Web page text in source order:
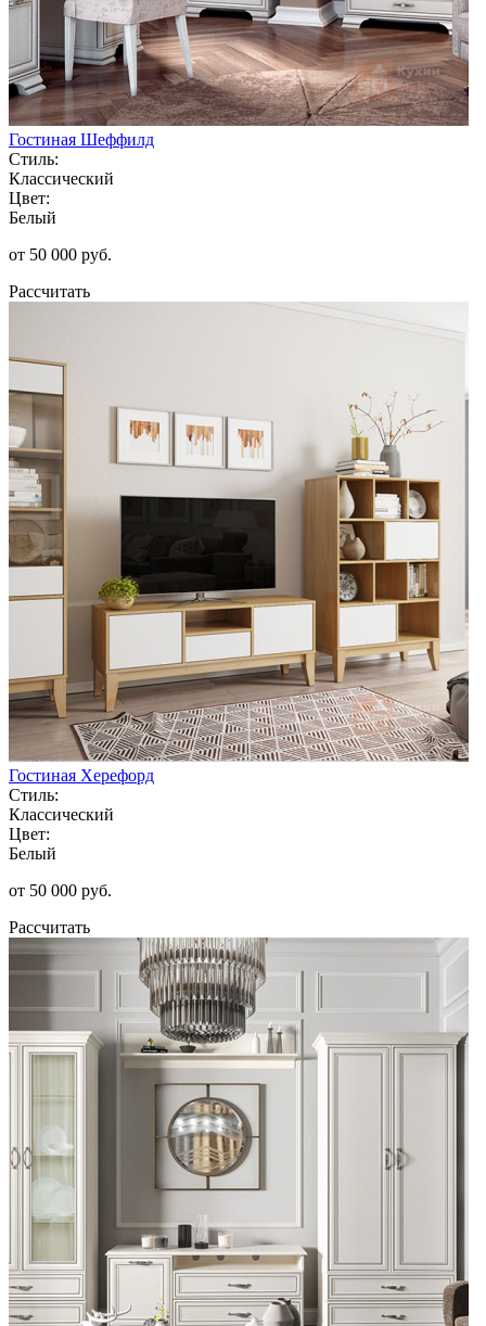
Гостиная Шеффилд
Стиль:
Классический
Цвет:
Белый
от 50 000 руб.
Рассчитать
Гостиная Херефорд
Стиль:
Классический
Цвет:
Белый
от 50 000 руб.
Рассчитать